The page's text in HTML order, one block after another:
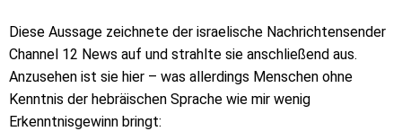
Diese Aussage zeichnete der israelische Nachrichtensender
Channel 12 News auf und strahlte sie anschließend aus.
Anzusehen ist sie hier – was allerdings Menschen ohne
Kenntnis der hebräischen Sprache wie mir wenig
Erkenntnisgewinn bringt: